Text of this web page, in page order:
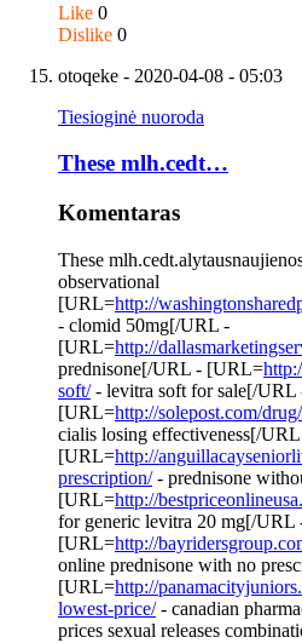
Like 0
Dislike 0
otoqeke - 2020-04-08 - 05:03
Tiesioginė nuoroda
These mlh.cedt…
Komentaras
These
observational
[URL=http://
- clomid 50mg[/URL -
[URL=http://
prednisone[/URL - [URL=
soft/- levitra soft for sale[/URL
[URL=http://solepost.com/
cialis losing effectiveness[/
[URL=http://
prescription/- prednisone
[URL=http://
for generic levitra 20 mg[/URL
[URL=http://
online prednisone with no
[URL=http://
lowest-price/- canadian
prices sexual releases